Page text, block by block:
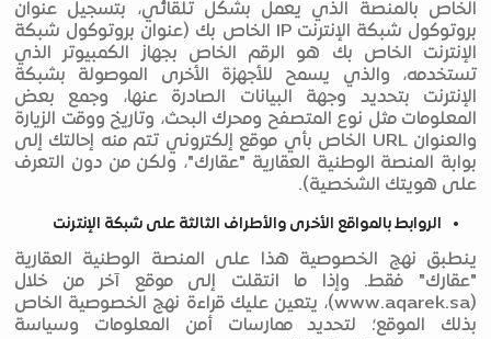
الخاص بالمنصة الذي يعمل بشكل تلقائي، بتسجيل عنوان
بروتوكول شبكة الإنترنت IP الخاص بك (عنوان بروتوكول شبكة
الإنترنت الخاص بك هو الرقم الخاص بجهاز الكمبيوتر الذي
تستخدمه، والذي يسمح للأجهزة الأخرى الموصولة بشبكة
الإنترنت بتحديد وجهة البيانات الصادرة عنها، وجمع بعض
المعلومات مثل نوع المتصفح ومحرك البحث، وتاريخ ووقت الزيارة
والعنوان URL الخاص بأي موقع إلكتروني تتم منه إحالتك إلى
بوابة المنصة الوطنية العقارية "عقارك"، ولكن من دون التعرف
على هويتك الشخصية).
الروابط بالمواقع الأخرى والأطراف الثالثة على شبكة الإنترنت
ينطبق نهج الخصوصية هذا على المنصة الوطنية العقارية
"عقارك" فقط. وإذا ما انتقلت إلى موقع آخر من خلال
(www.aqarek.sa)، يتعين عليك قراءة نهج الخصوصية الخاص
بذلك الموقع؛ لتحديد ممارسات أمن المعلومات وسياسة